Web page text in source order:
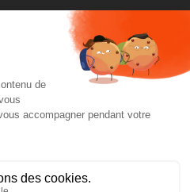
inscrivez-vous à
et la politique de